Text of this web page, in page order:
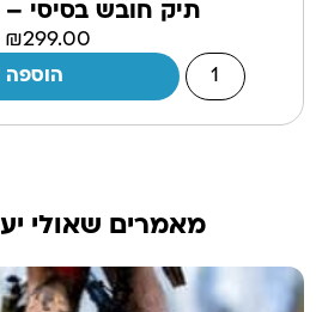
תיק חובש בסיסי –
₪299.00
הוספה
מאמרים שאולי